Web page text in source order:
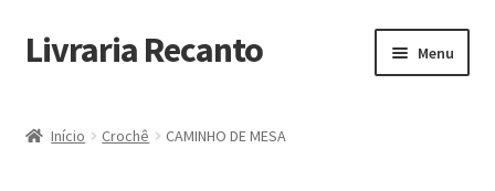
Pular
para
Pular
para
conteúdo
Livraria Recanto Menu
Início Crochê CAMINHO DE MESA